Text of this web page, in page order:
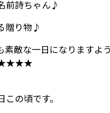
前詩ちゃん♪
贈り物♪
素敵な一日になりますよ
の頃です。